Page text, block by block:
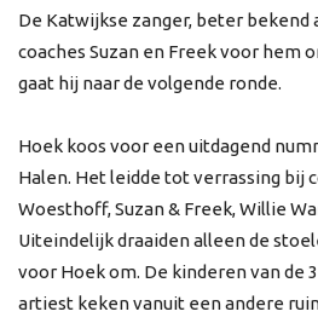
De Katwijkse zanger, beter bekend
coaches Suzan en Freek voor hem
gaat hij naar de volgende ronde.
Hoek koos voor een uitdagend
Halen. Het leidde tot verrassing bij
Woesthoff, Suzan & Freek, Willie
Uiteindelijk draaiden alleen de
voor Hoek om. De kinderen van de
artiest keken vanuit een andere